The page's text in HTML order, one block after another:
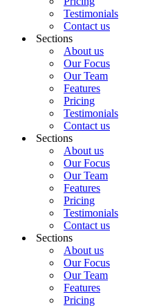
Testimonials
Contact us
Sections
About us
Our Focus
Our Team
Features
Pricing
Testimonials
Contact us
Sections
About us
Our Focus
Our Team
Features
Pricing
Testimonials
Contact us
Sections
About us
Our Focus
Our Team
Features
Pricing